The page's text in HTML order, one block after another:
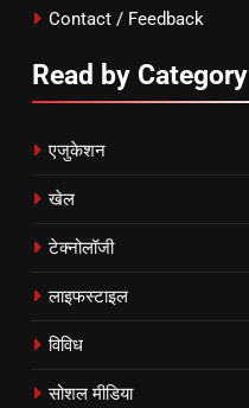
Contact / Feedback
Read by Category
एजुकेशन
खेल
टेक्नोलॉजी
लाइफस्टाइल
विविध
सोशल मीडिया